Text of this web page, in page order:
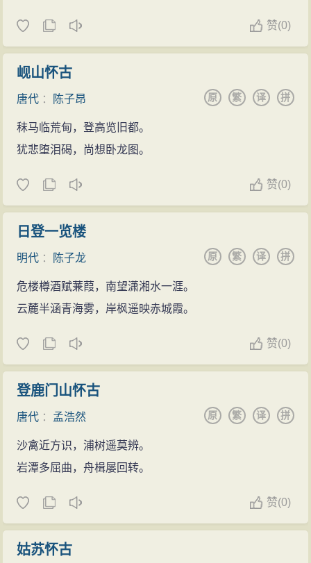
赞(0)
岘山怀古
唐代 ： 陈子昂 拼
译
繁
原
秣马临荒甸，登高览旧都。
犹悲堕泪碣，尚想卧龙图。
赞(0)
日登一览楼
明代 ： 陈子龙 拼
译
繁
原
危楼樽酒赋蒹葭，南望潇湘水一涯。
云麓半涵青海雾，岸枫遥映赤城霞。
赞(0)
登鹿门山怀古
唐代 ： 孟浩然 拼
译
繁
原
沙禽近方识，浦树遥莫辨。
岩潭多屈曲，舟楫屡回转。
赞(0)
姑苏怀古